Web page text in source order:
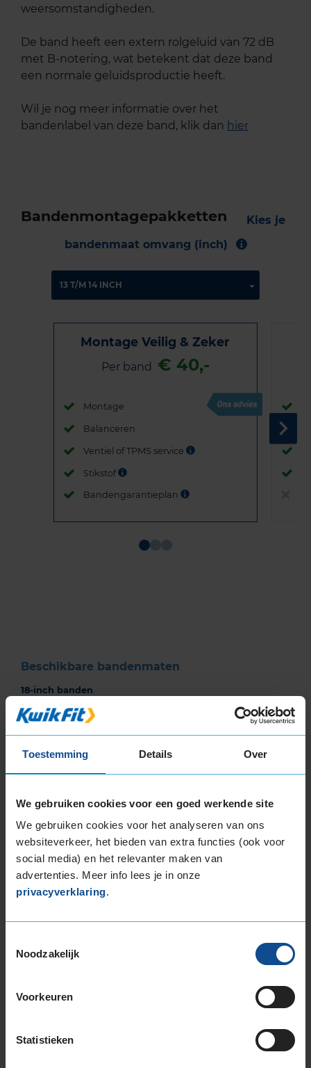
Toestemming Details Over
We gebruiken cookies voor een goed werkende site
We gebruiken cookies voor het analyseren van ons
websiteverkeer, het bieden van extra functies (ook voor
social media) en het relevanter maken van
advertenties. Meer info lees je in onze
privacyverklaring.
Noodzakelijk
Voorkeuren
Statistieken
weersomstandigheden.
De band heeft een extern rolgeluid van 72 dB
met B-notering, wat betekent dat deze band
een normale geluidsproductie heeft.
Wil je nog meer informatie over het
bandenlabel van deze band, klik dan hier
Bandenmontagepakketten
Kies je
bandenmaat omvang (inch)
Montage Veilig & Zeker
Per band € 40,-
Montage
Balanceren
Ventiel of TPMS service
Stikstof
Bandengarantieplan
Beschikbare bandenmaten
18-inch banden
225/60R18 104H EXTRALOAD
235/50R18 101V EXTRALOAD
235/60R18 107H EXTRALOAD
19-inch banden
225/55R19 103V EXTRALOAD
225/55R19 103V EXTRALOAD
235/45R19 99V EXTRALOAD
235/55R19 105H EXTRALOAD
235/55R19 105V EXTRALOAD